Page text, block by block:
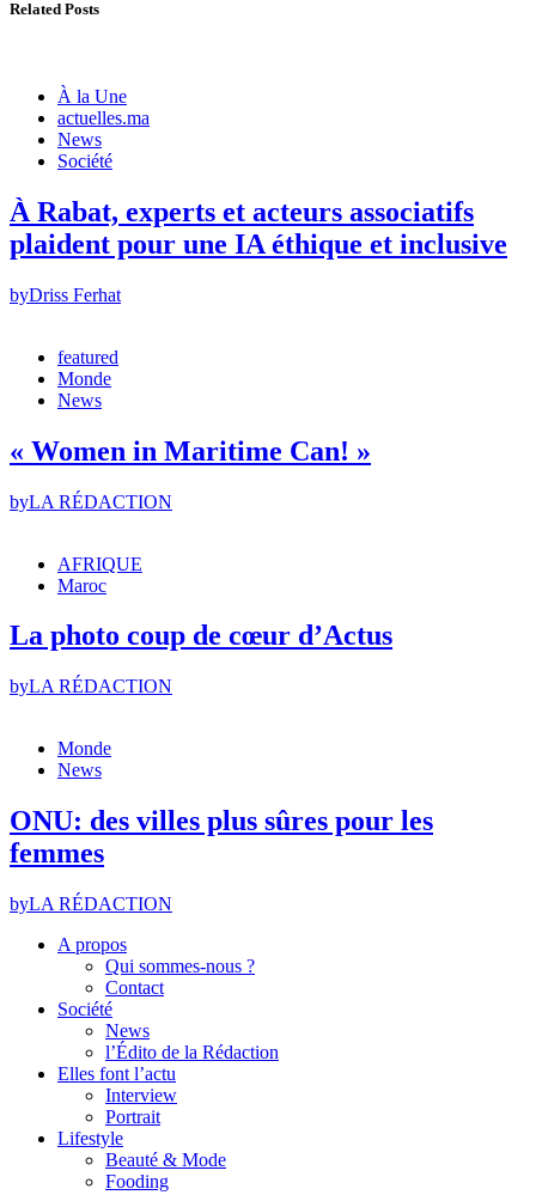
Related Posts
À la Une
actuelles.ma
News
Société
À Rabat, experts et acteurs associatifs
plaident pour une IA éthique et inclusive
byDriss Ferhat
featured
Monde
News
« Women in Maritime Can! »
byLA RÉDACTION
AFRIQUE
Maroc
La photo coup de cœur d’Actus
byLA RÉDACTION
Monde
News
ONU: des villes plus sûres pour les
femmes
byLA RÉDACTION
A propos
Qui sommes-nous ?
Contact
Société
News
l’Édito de la Rédaction
Elles font l’actu
Interview
Portrait
Lifestyle
Beauté & Mode
Fooding